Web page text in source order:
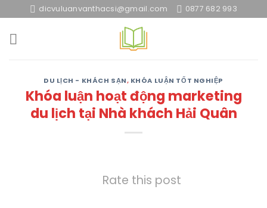
to
content
dicvuluanvanthacsi@gmail.com 0877 682 993
DU LỊCH - KHÁCH SẠN, KHÓA LUẬN TỐT NGHIỆP
Khóa luận hoạt động marketing
du lịch tại Nhà khách Hải Quân
Rate this post